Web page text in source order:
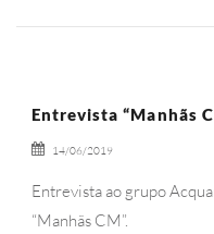
Entrevista “Manhãs
14/06/2019
Entrevista ao grupo
“Manhãs CM”.